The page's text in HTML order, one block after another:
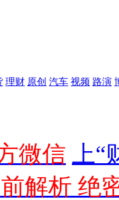
理财 原创 汽车 视频 路演
微信
上
解析 绝